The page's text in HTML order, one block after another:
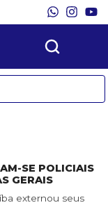
SE POLICIAIS
GERAIS
externou seus